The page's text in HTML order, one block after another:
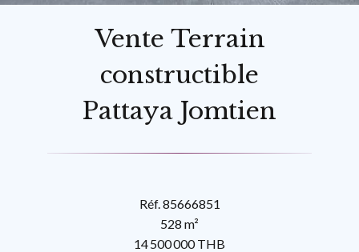
Vente Terrain
constructible
Pattaya Jomtien
Réf. 85666851
528 m²
14 500 000 THB